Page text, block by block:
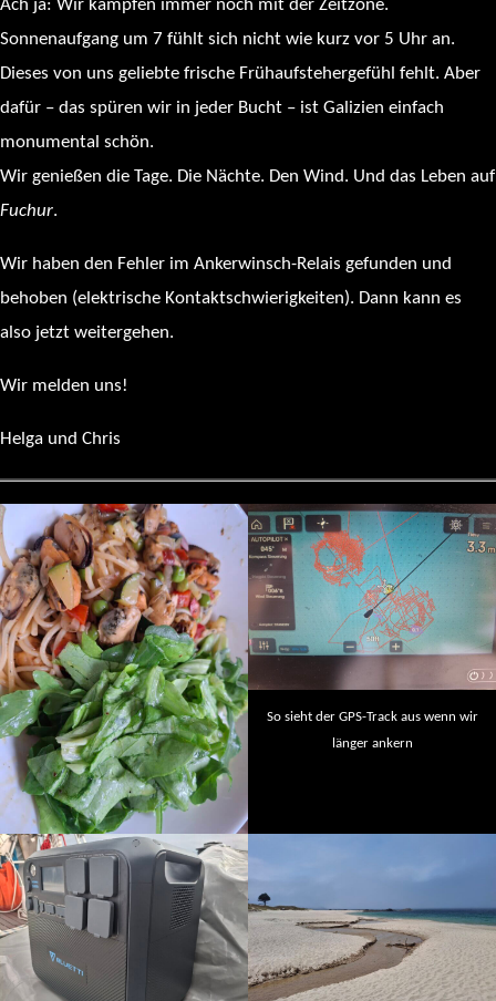
Ach ja: Wir kämpfen immer noch mit der Zeitzone.
Sonnenaufgang um 7 fühlt sich nicht wie kurz vor 5 Uhr an.
Dieses von uns geliebte frische Frühaufstehergefühl fehlt. Aber
dafür – das spüren wir in jeder Bucht – ist Galizien einfach
monumental schön.
Wir genießen die Tage. Die Nächte. Den Wind. Und das Leben auf
Fuchur.
Wir haben den Fehler im Ankerwinsch-Relais gefunden und
behoben (elektrische Kontaktschwierigkeiten). Dann kann es
also jetzt weitergehen.
Wir melden uns!
Helga und Chris
So sieht der GPS-Track aus wenn wir
länger ankern